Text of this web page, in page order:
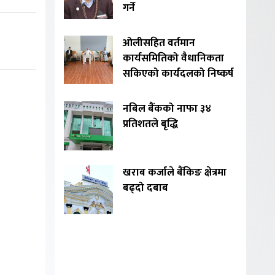
गर्ने
ओलीसहित वर्तमान
कार्यसमितिको वैधानिकता
सकिएको कार्यदलको निष्कर्ष
नबिल बैंकको नाफा ३४
प्रतिशतले बृद्धि
खराब कर्जाले बैंकिङ क्षेत्रमा
बढ्दो दबाब